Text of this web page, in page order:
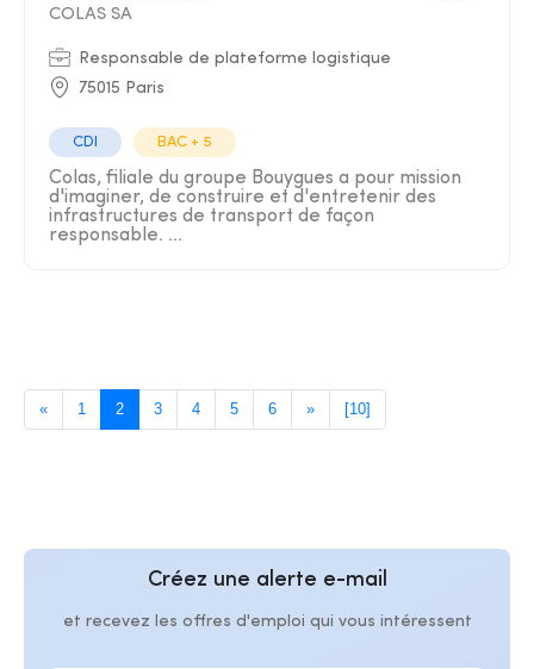
COLAS SA
Responsable de plateforme logistique
75015 Paris
CDI BAC + 5
Colas, filiale du groupe Bouygues a pour mission
d'imaginer, de construire et d'entretenir des
infrastructures de transport de façon
responsable. ...
« 1 2 3 4 5 6 » [10]
Créez une alerte e-mail
et recevez les offres d'emploi qui vous intéressent